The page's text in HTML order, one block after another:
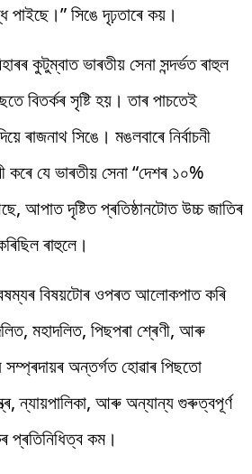
পাইছে।” সিঙে দৃঢ়তাৰে কয়।
কুটুম্বাত ভাৰতীয় সেনা সন্দৰ্ভত ৰাহুল
বিতৰ্কৰ সৃষ্টি হয়। তাৰ পাচতেই
ৰাজনাথ সিঙে। মঙলবাৰে নিৰ্বাচনী
কৰে যে ভাৰতীয় সেনা “দেশৰ ১০%
আপাত দৃষ্টিত প্ৰতিষ্ঠানটোত উচ্চ জাতিৰ
ৰাহুলে।
বিষয়টোৰ ওপৰত আলোকপাত কৰি
মহাদলিত, পিছপৰা শ্ৰেণী, আৰু
সম্প্ৰদায়ৰ অন্তৰ্গত হোৱাৰ পিছতো
ন্যায়পালিকা, আৰু অন্যান্য গুৰুত্বপূৰ্ণ
প্ৰতিনিধিত্ব কম।